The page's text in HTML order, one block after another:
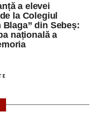
Sebeș: „Armonia
cu reprezentanții
Municipal:
căsătorie, urmată de un
a elevei
la Colegiul
din Sebeș:
națională a